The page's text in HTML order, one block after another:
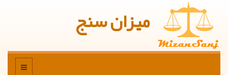
میزان سنج
منو